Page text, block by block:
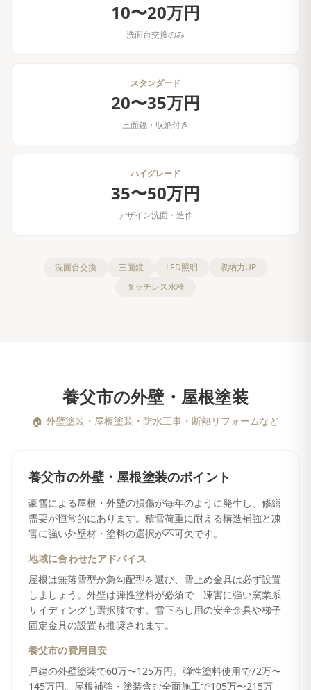
10〜20万円
洗面台交換のみ
スタンダード
20〜35万円
三面鏡・収納付き
ハイグレード
35〜50万円
デザイン洗面・造作
洗面台交換 三面鏡 LED照明
収納力UP
タッチレス水栓
養父市の外壁・屋根塗装
🏠 外壁塗装・屋根塗装・防水工事・断熱リフォームなど
養父市の外壁・屋根塗装のポイント
豪雪による屋根・外壁の損傷が毎年のように発生し、修繕
需要が恒常的にあります。積雪荷重に耐える構造補強と凍
害に強い外壁材・塗料の選択が不可欠です。
地域に合わせたアドバイス
屋根は無落雪型か急勾配型を選び、雪止め金具は必ず設置
しましょう。外壁は弾性塗料が必須で、凍害に強い窯業系
サイディングも選択肢です。雪下ろし用の安全金具や梯子
固定金具の設置も推奨されます。
養父市の費用目安
戸建の外壁塗装で60万〜125万円。弾性塗料使用で72万〜
145万円。屋根補強・塗装含む全面施工で105万〜215万